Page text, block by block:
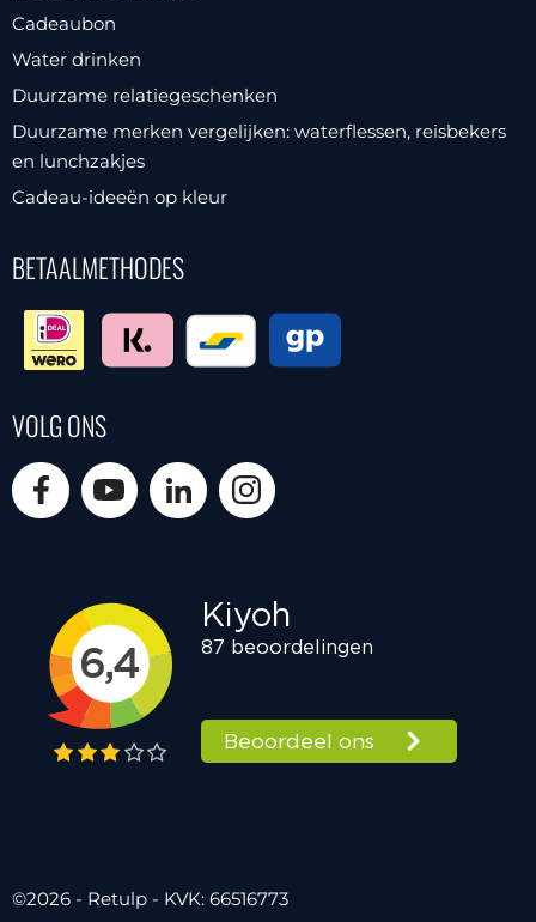
Cadeaubon
Water drinken
Duurzame relatiegeschenken
Duurzame merken vergelijken: waterflessen, reisbekers
en lunchzakjes
Cadeau-ideeën op kleur
BETAALMETHODES
VOLG ONS
©2026 - Retulp - KVK: 66516773